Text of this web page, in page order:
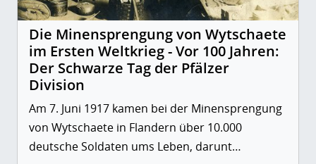
Die Minensprengung von Wytschaete
im Ersten Weltkrieg - Vor 100 Jahren:
Der Schwarze Tag der Pfälzer
Division
Am 7. Juni 1917 kamen bei der Minensprengung
von Wytschaete in Flandern über 10.000
deutsche Soldaten ums Leben, darunt…